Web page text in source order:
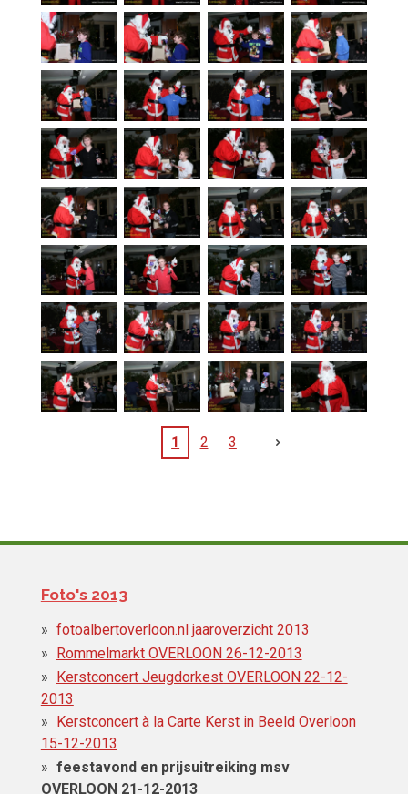
1 2 3
Foto's 2013
fotoalbertoverloon.nl jaaroverzicht 2013
Rommelmarkt OVERLOON 26-12-2013
Kerstconcert Jeugdorkest OVERLOON 22-12-
2013
Kerstconcert à la Carte Kerst in Beeld Overloon
15-12-2013
feestavond en prijsuitreiking msv
OVERLOON 21-12-2013